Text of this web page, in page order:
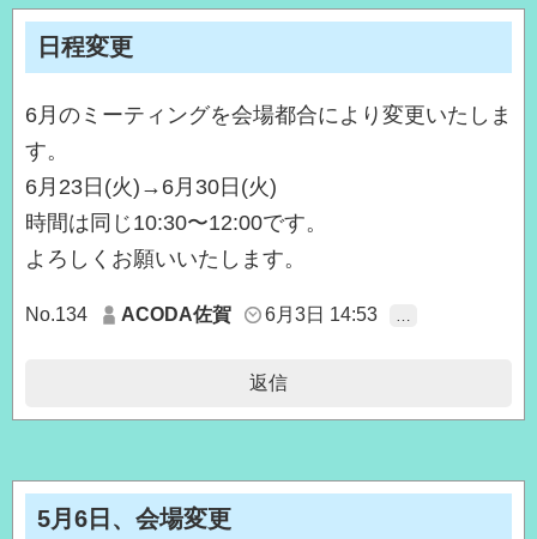
日程変更
6月のミーティングを会場都合により変更いたしま
す。
6月23日(火)→6月30日(火)
時間は同じ10:30〜12:00です。
よろしくお願いいたします。
No.134 ACODA佐賀 6月3日 14:53
返信
5月6日、会場変更